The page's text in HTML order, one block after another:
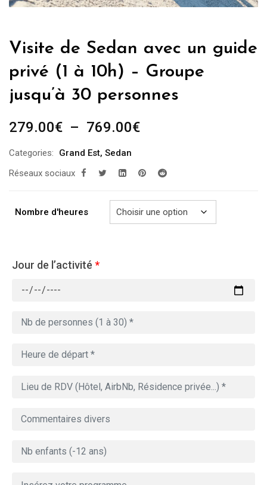
Visite de Sedan avec un guide
privé (1 à 10h) – Groupe
jusqu’à 30 personnes
279.00€ – 769.00€Plage
279.00€
769.00€
Categories: Grand Est, Sedan
Réseaux sociaux
Nombre d'heures
Jour de l’activité *